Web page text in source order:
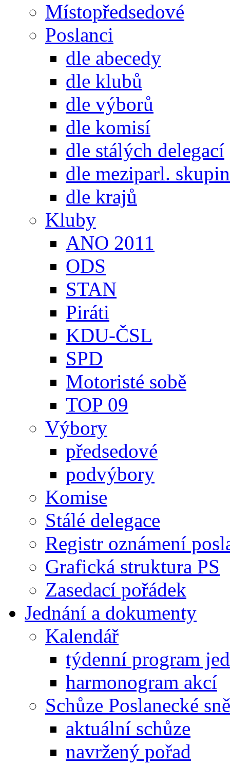
Místopředsedové
Poslanci
dle abecedy
dle klubů
dle výborů
dle komisí
dle stálých delegací
dle meziparl. skupin
dle krajů
Kluby
ANO 2011
ODS
STAN
Piráti
KDU-ČSL
SPD
Motoristé sobě
TOP 09
Výbory
předsedové
podvýbory
Komise
Stálé delegace
Registr oznámení
Grafická struktura PS
Zasedací pořádek
Jednání a dokumenty
Kalendář
týdenní program
harmonogram akcí
Schůze Poslanecké
aktuální schůze
navržený pořad